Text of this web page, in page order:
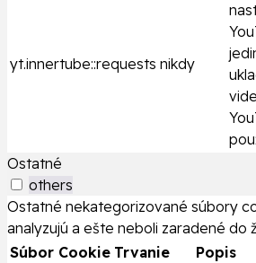
yt.innertube::requests nikdy
Ostatné
others
Ostatné nekategorizované súbory
analyzujú a ešte neboli zaradené do
Súbor Cookie Trvanie
Popis